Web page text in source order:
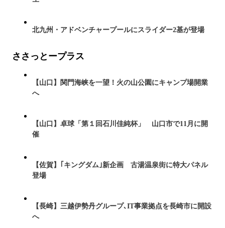
北九州・アドベンチャープールにスライダー2基が登場
ささっとープラス
【山口】関門海峡を一望！火の山公園にキャンプ場開業
へ
【山口】卓球「第１回石川佳純杯」 山口市で11月に開
催
【佐賀】｢キングダム｣新企画 古湯温泉街に特大パネル
登場
【長崎】三越伊勢丹グループ､IT事業拠点を長崎市に開設
へ